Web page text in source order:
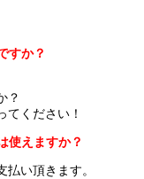
すか？
？
てください！
使えますか？
い頂きます。